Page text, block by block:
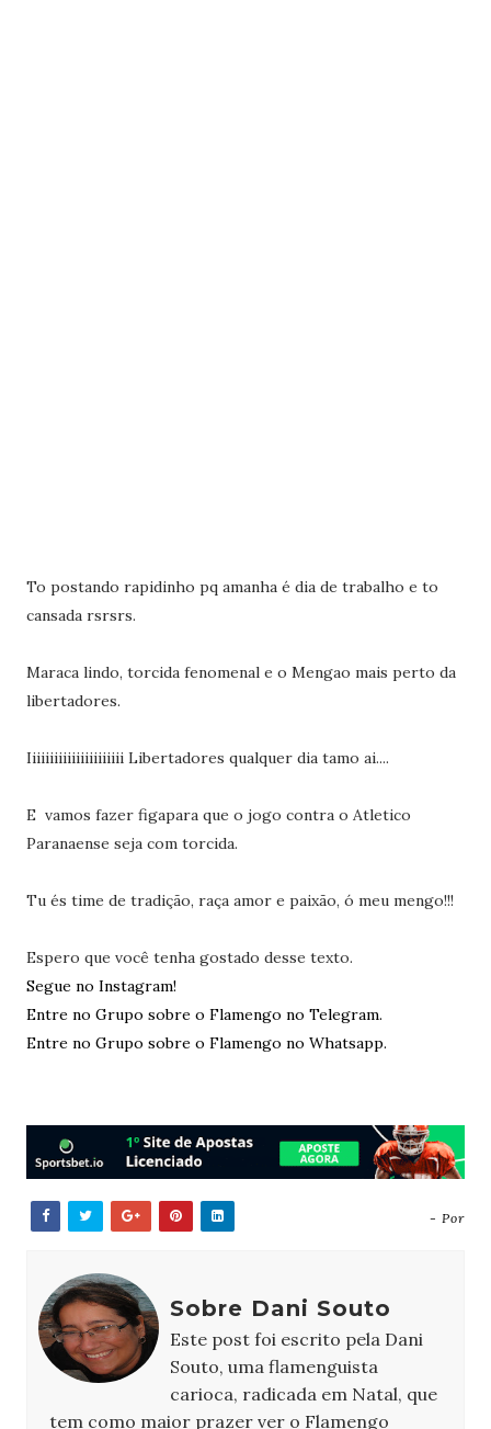
To postando rapidinho pq amanha é dia de trabalho e to
cansada rsrsrs.
Maraca lindo, torcida fenomenal e o Mengao mais perto da
libertadores.
Iiiiiiiiiiiiiiiiiiiiii Libertadores qualquer dia tamo ai....
E vamos fazer figapara que o jogo contra o Atletico
Paranaense seja com torcida.
Tu és time de tradição, raça amor e paixão, ó meu mengo!!!
Espero que você tenha gostado desse texto.
Segue no Instagram!
Entre no Grupo sobre o Flamengo no Telegram.
Entre no Grupo sobre o Flamengo no Whatsapp.
- Por
Sobre Dani Souto
Este post foi escrito pela Dani
Souto, uma flamenguista
carioca, radicada em Natal, que
tem como maior prazer ver o Flamengo